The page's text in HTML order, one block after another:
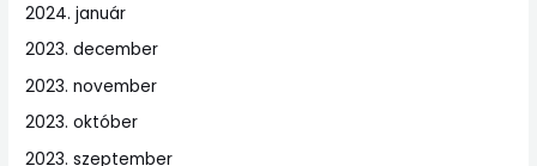
2024. január
2023. december
2023. november
2023. október
2023. szeptember